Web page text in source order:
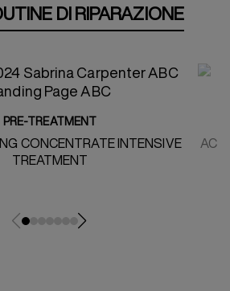
DI RIPARAZIONE
PRE-TREATMENT
CONCENTRATE INTENSIVE
TREATMENT